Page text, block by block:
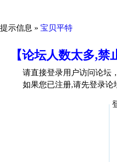
提示信息 » 宝贝平特
【论坛人数太多,
请直接登录用户访问论坛
如果您已注册,请先登录论